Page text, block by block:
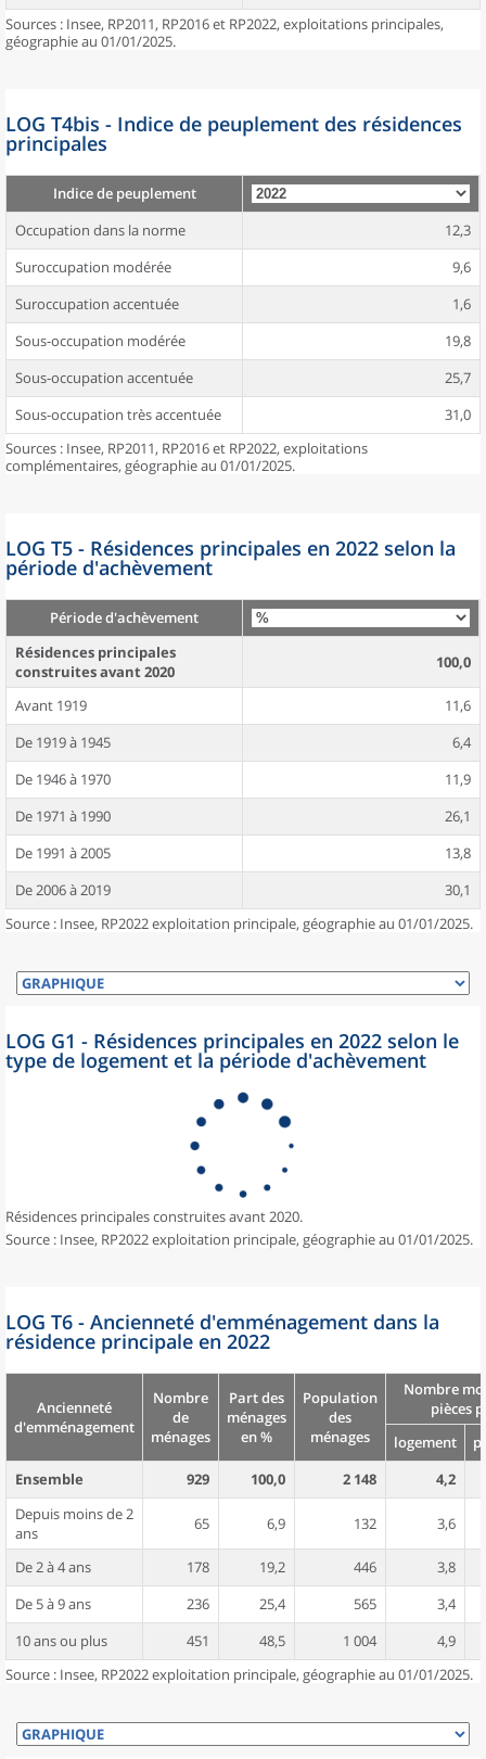
Sources : Insee, RP2011, RP2016 et RP2022, exploitations principales,
géographie au 01/01/2025.
LOG T4bis - Indice de peuplement des résidences
principales
Indice de peuplement
Occupation dans la norme
12,3
Suroccupation modérée
9,6
Suroccupation accentuée
1,6
Sous-occupation modérée
19,8
Sous-occupation accentuée
25,7
Sous-occupation très accentuée
31,0
Sources : Insee, RP2011, RP2016 et RP2022, exploitations
complémentaires, géographie au 01/01/2025.
LOG T5 - Résidences principales en 2022 selon la
période d'achèvement
Période d'achèvement
Résidences principales
construites avant 2020
100,0
Avant 1919
11,6
De 1919 à 1945
6,4
De 1946 à 1970
11,9
De 1971 à 1990
26,1
De 1991 à 2005
13,8
De 2006 à 2019
30,1
Source : Insee, RP2022 exploitation principale, géographie au 01/01/2025.
LOG G1 - Résidences principales en 2022 selon le
type de logement et la période d'achèvement
Résidences principales construites avant 2020.
Source : Insee, RP2022 exploitation principale, géographie au 01/01/2025.
LOG T6 - Ancienneté d'emménagement dans la
résidence principale en 2022
Ancienneté
d'emménagement
Nombre
de
ménages
Part des
ménages
en %
Population
des
ménages
Nombre
pièces
logement
Ensemble
929 100,0 2 148
4,2
Depuis moins de 2
ans
65 6,9 132 3,6
De 2 à 4 ans 178 19,2 446
3,8
De 5 à 9 ans
236 25,4 565
3,4
10 ans ou plus
451 48,5 1 004
4,9
Source : Insee, RP2022 exploitation principale, géographie au 01/01/2025.